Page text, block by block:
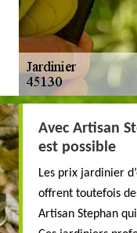
Avec Artisan
est possible
Les prix jardinier
offrent toutefois
Artisan Stephan